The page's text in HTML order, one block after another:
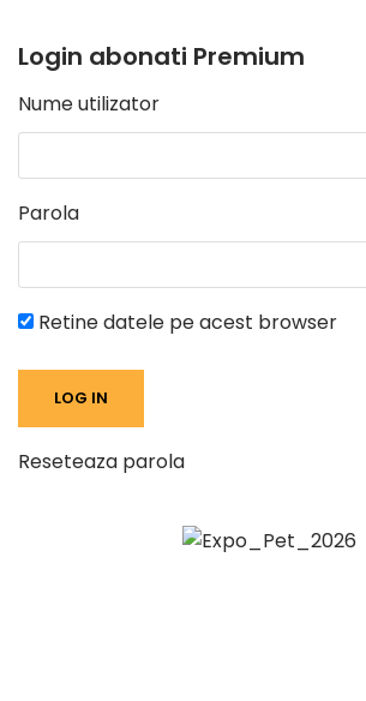
Login abonati Premium
Nume utilizator
Parola
Retine datele pe acest browser
Reseteaza parola